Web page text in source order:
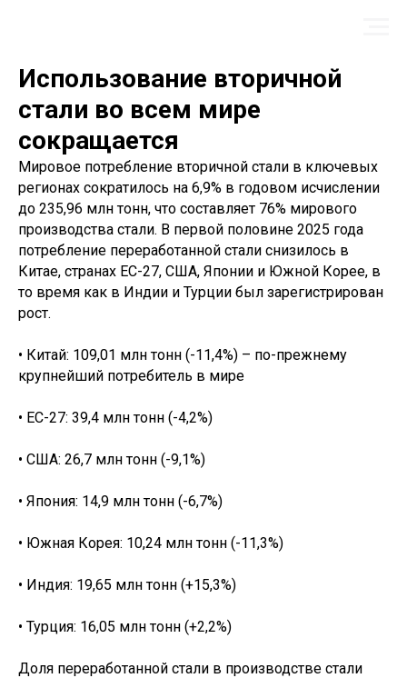
Использование вторичной
стали во всем мире
сокращается
Мировое потребление вторичной стали в ключевых
регионах сократилось на 6,9% в годовом исчислении
до 235,96 млн тонн, что составляет 76% мирового
производства стали. В первой половине 2025 года
потребление переработанной стали снизилось в
Китае, странах ЕС-27, США, Японии и Южной Корее, в
то время как в Индии и Турции был зарегистрирован
рост.
• Китай: 109,01 млн тонн (-11,4%) – по-прежнему
крупнейший потребитель в мире
• ЕС-27: 39,4 млн тонн (-4,2%)
• США: 26,7 млн тонн (-9,1%)
• Япония: 14,9 млн тонн (-6,7%)
• Южная Корея: 10,24 млн тонн (-11,3%)
• Индия: 19,65 млн тонн (+15,3%)
• Турция: 16,05 млн тонн (+2,2%)
Доля переработанной стали в производстве стали